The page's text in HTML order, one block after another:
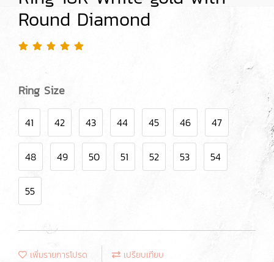
Round Diamond
Ring Size
41 42 43 44 45 46 47
48 49 50 51 52 53 54
55
เพิ่มรายการโปรด เปรียบเทียบ